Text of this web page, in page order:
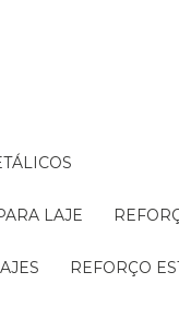
LAJE
REFORÇO